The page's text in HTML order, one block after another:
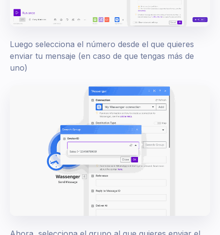
Luego selecciona el número desde el que quieres
enviar tu mensaje (en caso de que tengas más de
uno)